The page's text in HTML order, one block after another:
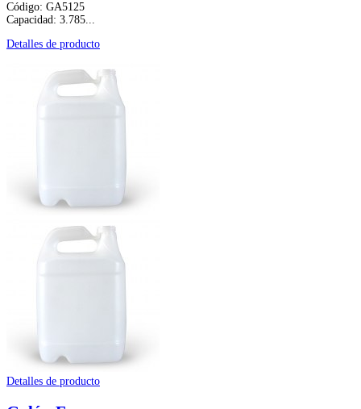
Código: GA5125
Capacidad: 3.785...
Detalles de producto
Detalles de producto